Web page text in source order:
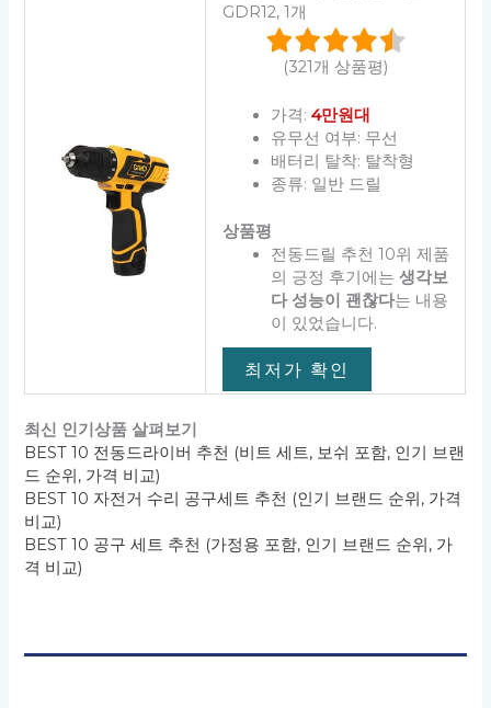
GDR12, 1개
(321개 상품평)
가격: 4만원대
유무선 여부: 무선
배터리 탈착: 탈착형
종류: 일반 드릴
상품평
전동드릴 추천 10위 제품
의 긍정 후기에는 생각보
다 성능이 괜찮다는 내용
이 있었습니다.
최저가 확인
최신 인기상품 살펴보기
BEST 10 전동드라이버 추천 (비트 세트, 보쉬 포함, 인기 브랜
드 순위, 가격 비교)
BEST 10 자전거 수리 공구세트 추천 (인기 브랜드 순위, 가격
비교)
BEST 10 공구 세트 추천 (가정용 포함, 인기 브랜드 순위, 가
격 비교)